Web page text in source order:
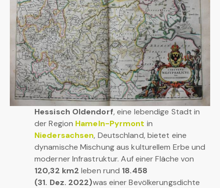
Hessisch Oldendorf, eine lebendige Stadt in
der Region Hameln-Pyrmont in
Niedersachsen, Deutschland, bietet eine
dynamische Mischung aus kulturellem Erbe und
moderner Infrastruktur. Auf einer Fläche von
120,32 km2 leben rund 18.458
(31. Dez. 2022)was einer Bevölkerungsdichte